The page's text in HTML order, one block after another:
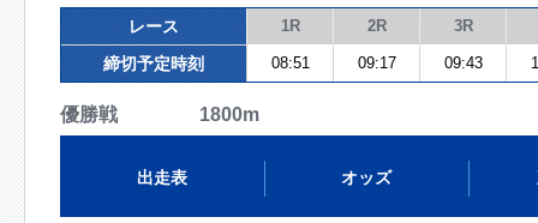
レース 1R 2R 3R
締切予定時刻 08:51 09:17 09:43
優勝戦 1800m
出走表 オッズ